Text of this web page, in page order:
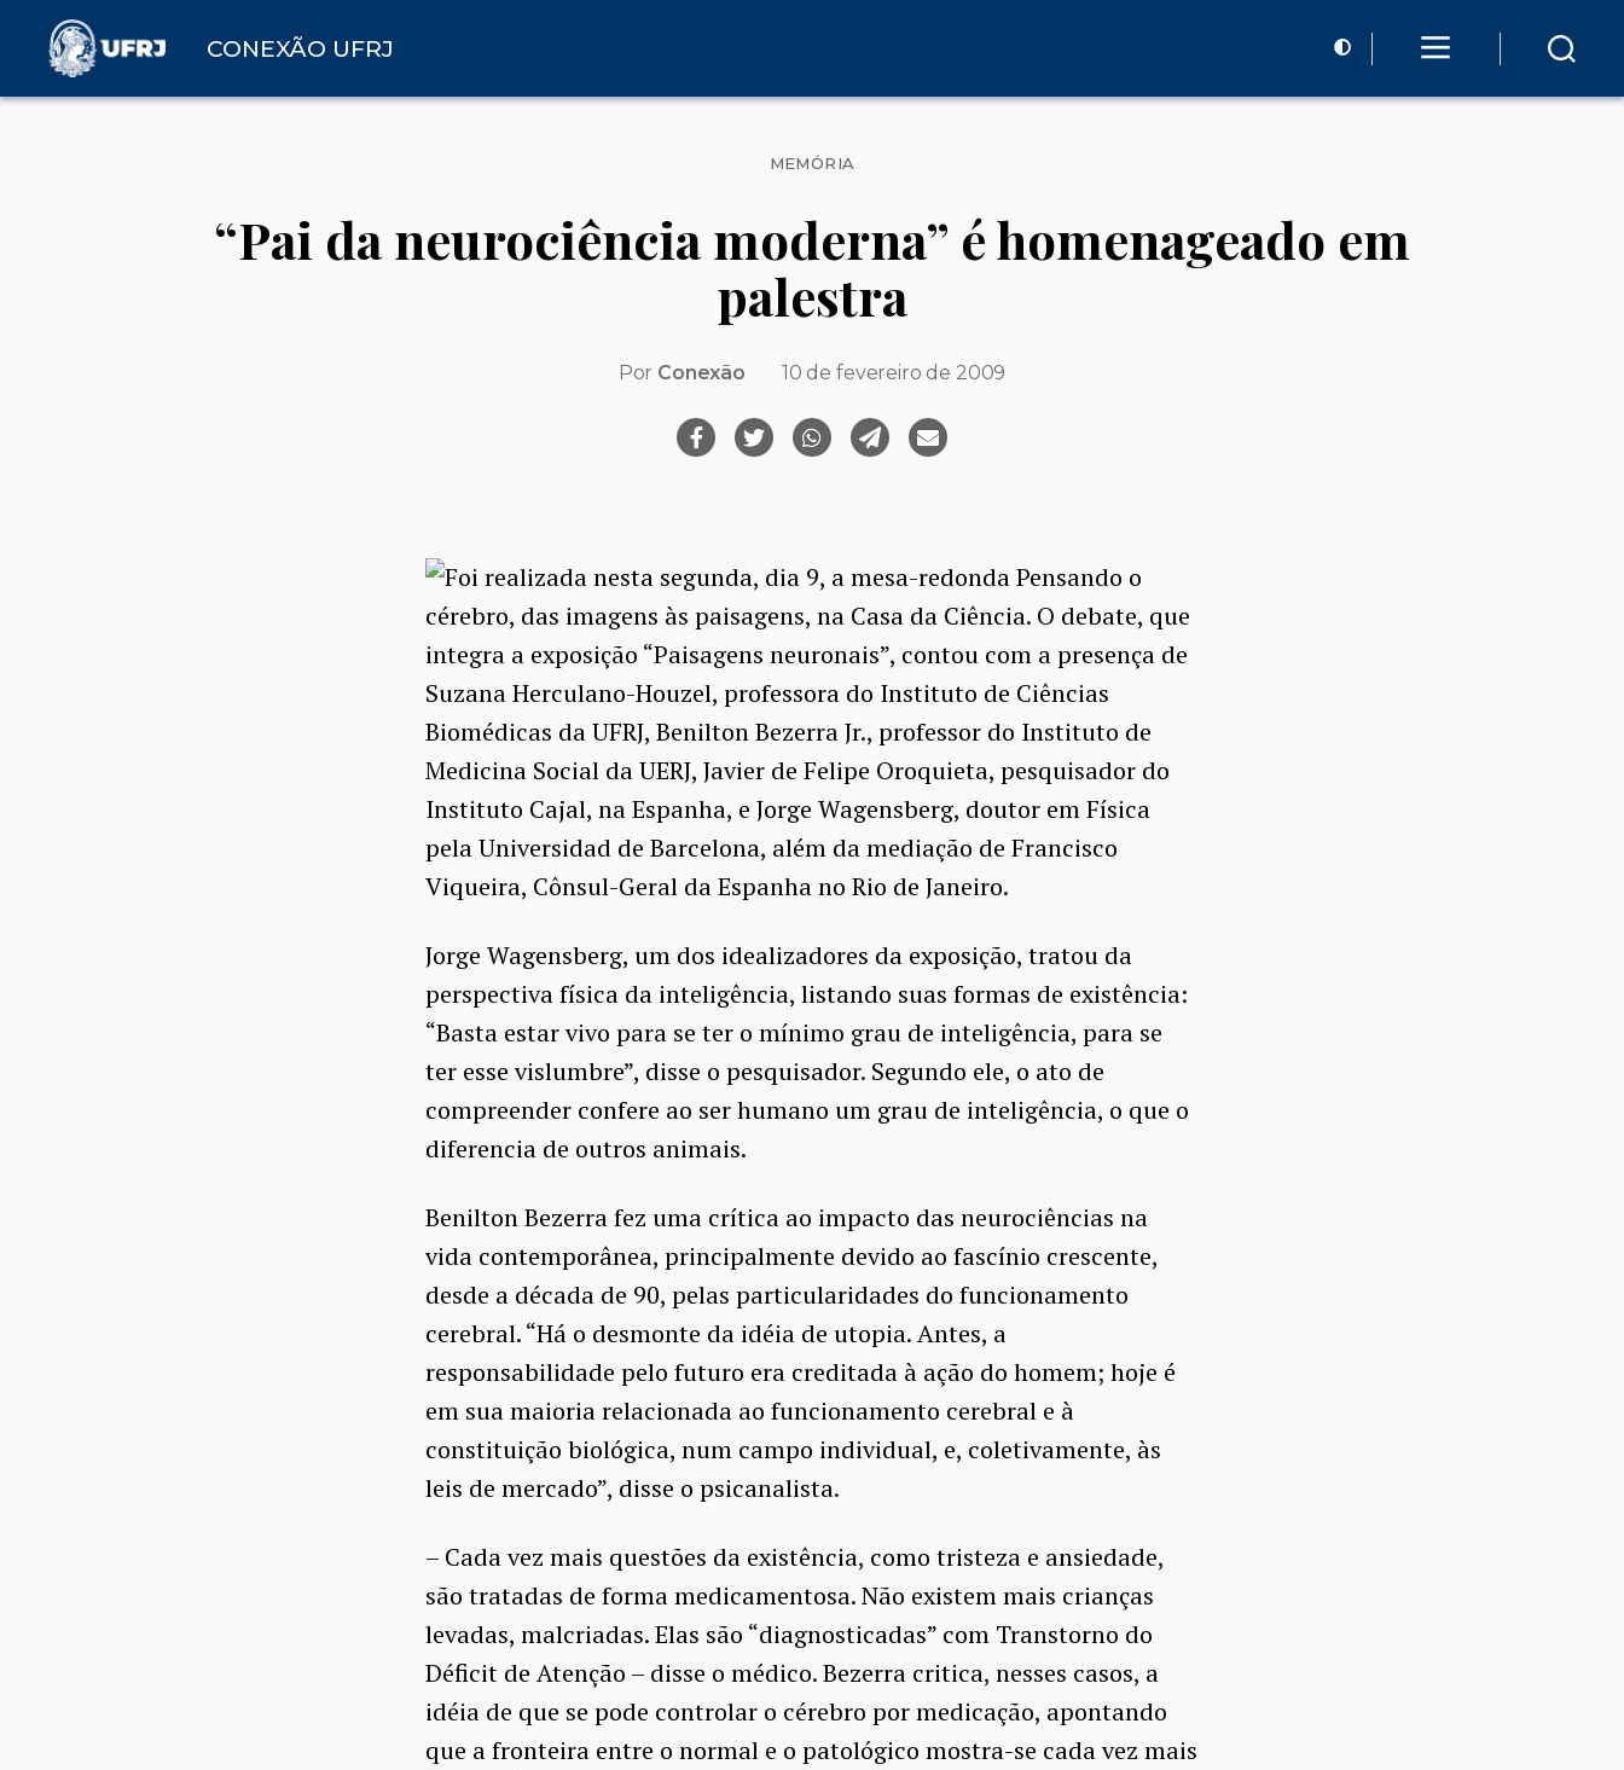
CONEXÃO UFRJ
Categorias
MEMÓRIA
“Pai da neurociência moderna” é homenageado em
palestra
Por Conexão 10 de fevereiro de 2009
Foi realizada nesta segunda, dia 9, a mesa-redonda Pensando o
cérebro, das imagens às paisagens, na Casa da Ciência. O debate, que
integra a exposição “Paisagens neuronais”, contou com a presença de
Suzana Herculano-Houzel, professora do Instituto de Ciências
Biomédicas da UFRJ, Benilton Bezerra Jr., professor do Instituto de
Medicina Social da UERJ, Javier de Felipe Oroquieta, pesquisador do
Instituto Cajal, na Espanha, e Jorge Wagensberg, doutor em Física
pela Universidad de Barcelona, além da mediação de Francisco
Viqueira, Cônsul-Geral da Espanha no Rio de Janeiro.
Jorge Wagensberg, um dos idealizadores da exposição, tratou da
perspectiva física da inteligência, listando suas formas de existência:
“Basta estar vivo para se ter o mínimo grau de inteligência, para se
ter esse vislumbre”, disse o pesquisador. Segundo ele, o ato de
compreender confere ao ser humano um grau de inteligência, o que o
diferencia de outros animais.
Benilton Bezerra fez uma crítica ao impacto das neurociências na
vida contemporânea, principalmente devido ao fascínio crescente,
desde a década de 90, pelas particularidades do funcionamento
cerebral. “Há o desmonte da idéia de utopia. Antes, a
responsabilidade pelo futuro era creditada à ação do homem; hoje é
em sua maioria relacionada ao funcionamento cerebral e à
constituição biológica, num campo individual, e, coletivamente, às
leis de mercado”, disse o psicanalista.
– Cada vez mais questões da existência, como tristeza e ansiedade,
são tratadas de forma medicamentosa. Não existem mais crianças
levadas, malcriadas. Elas são “diagnosticadas” com Transtorno do
Déficit de Atenção – disse o médico. Bezerra critica, nesses casos, a
idéia de que se pode controlar o cérebro por medicação, apontando
que a fronteira entre o normal e o patológico mostra-se cada vez mais